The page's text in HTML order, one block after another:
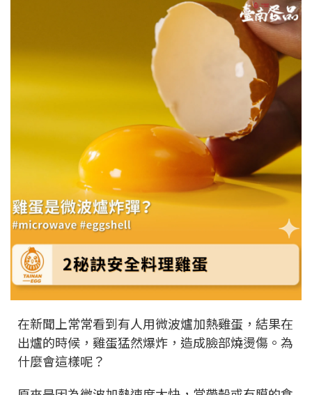
在新聞上常常看到有人用微波爐加熱雞蛋，結果在
出爐的時候，雞蛋猛然爆炸，造成臉部燒燙傷。為
什麼會這樣呢？